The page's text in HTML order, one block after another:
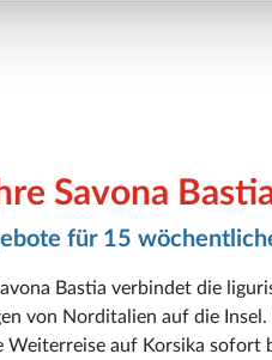
Savona
für 15
Bastia verbindet die
von Norditalien auf die
Weiterreise auf Korsika sofort